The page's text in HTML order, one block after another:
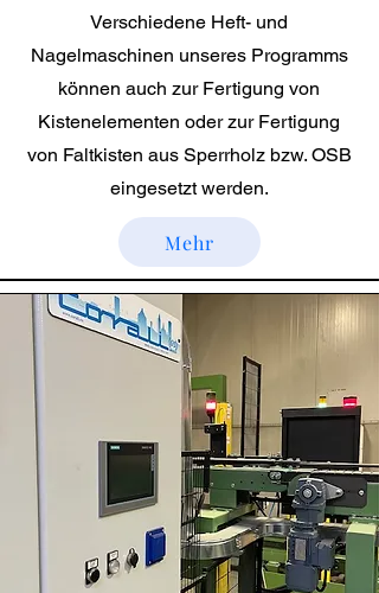
Verschiedene Heft- und
Nagelmaschinen unseres Programms
können auch zur Fertigung von
Kistenelementen oder zur Fertigung
von Faltkisten aus Sperrholz bzw. OSB
eingesetzt werden.
Mehr